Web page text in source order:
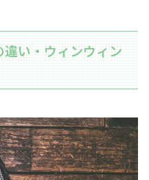
い・ウィンウィン